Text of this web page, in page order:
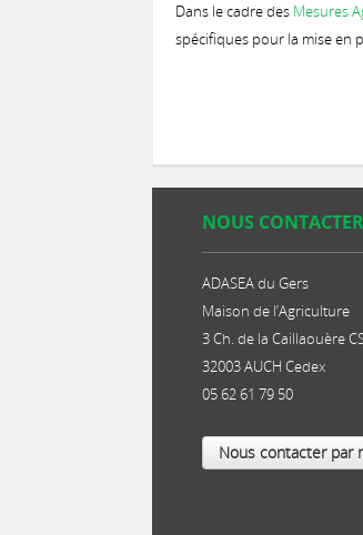
Dans le cadre des Mesures
spécifiques pour la mise en
NOUS CONTACTER
ADASEA du Gers
Maison de l’Agriculture
3 Ch. de la Caillaouère
32003 AUCH Cedex
05 62 61 79 50
Nous contacter par